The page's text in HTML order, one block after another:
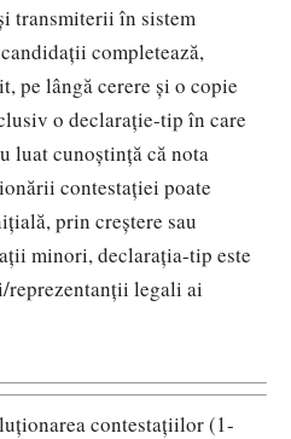
transmiterii în sistem
completează,
pe lângă cerere şi o copie
o declarație-tip în care
luat cunoștință că nota
contestației poate
prin creștere sau
minori, declarația-tip este
reprezentanții legali ai
contestațiilor (1-